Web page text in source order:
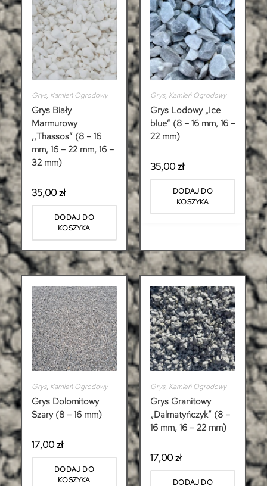
Grys, Kamień Ogrodowy
Grys Biały
Marmurowy
,,Thassos” (8 – 16
mm, 16 – 22 mm, 16 –
32 mm)
35,00zł
DODAJ DO
KOSZYKA
Grys, Kamień Ogrodowy
Grys Lodowy „Ice
blue” (8 – 16 mm, 16 –
22 mm)
35,00zł
DODAJ DO
KOSZYKA
Grys, Kamień Ogrodowy
Grys Dolomitowy
Szary (8 – 16 mm)
17,00zł
DODAJ DO
KOSZYKA
Grys, Kamień Ogrodowy
Grys Granitowy
„Dalmatyńczyk” (8 –
16 mm, 16 – 22 mm)
17,00zł
DODAJ DO